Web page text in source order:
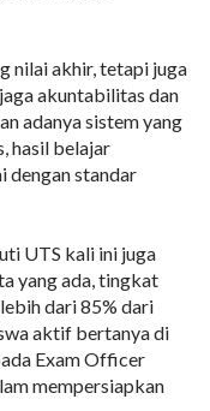
nilai akhir, tetapi juga
akuntabilitas dan
adanya sistem yang
hasil belajar
dengan standar
UTS kali ini juga
yang ada, tingkat
dari 85% dari
aktif bertanya di
Exam Officer
mempersiapkan